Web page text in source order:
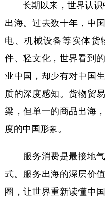
多语种频道
English Español
Русский язык
长期以来，世界认识
出海。过去数十年，中
电、机械设备等实体货
件、轻文化，世界看到
业中国，却少有对中国
质的深度感知。货物贸
梁，但单一的商品出海
度的中国形象。
服务消费是最接地气
式。服务出海的深层价
圈，让世界重新读懂中